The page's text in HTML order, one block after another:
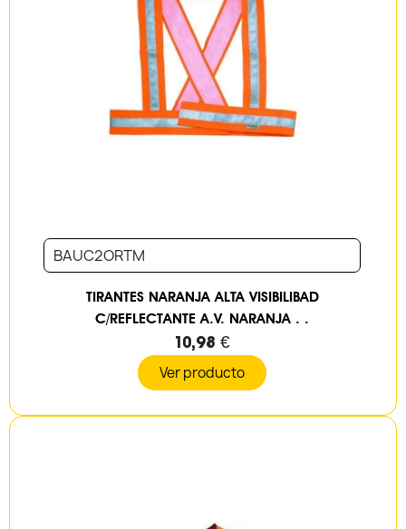
BAUC2ORTM
TIRANTES NARANJA ALTA VISIBILIBAD
C/REFLECTANTE A.V. NARANJA . .
10,98 €
Ver producto